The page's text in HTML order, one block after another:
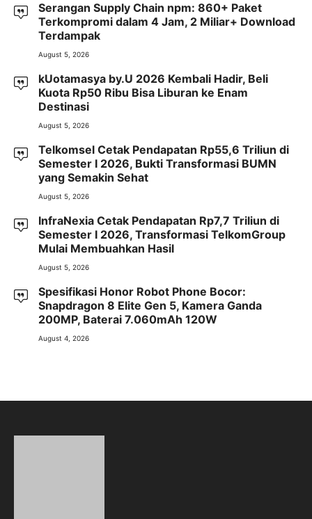
Serangan Supply Chain npm: 860+ Paket
Terkompromi dalam 4 Jam, 2 Miliar+ Download
Terdampak
August 5, 2026
kUotamasya by.U 2026 Kembali Hadir, Beli
Kuota Rp50 Ribu Bisa Liburan ke Enam
Destinasi
August 5, 2026
Telkomsel Cetak Pendapatan Rp55,6 Triliun di
Semester I 2026, Bukti Transformasi BUMN
yang Semakin Sehat
August 5, 2026
InfraNexia Cetak Pendapatan Rp7,7 Triliun di
Semester I 2026, Transformasi TelkomGroup
Mulai Membuahkan Hasil
August 5, 2026
Spesifikasi Honor Robot Phone Bocor:
Snapdragon 8 Elite Gen 5, Kamera Ganda
200MP, Baterai 7.060mAh 120W
August 4, 2026